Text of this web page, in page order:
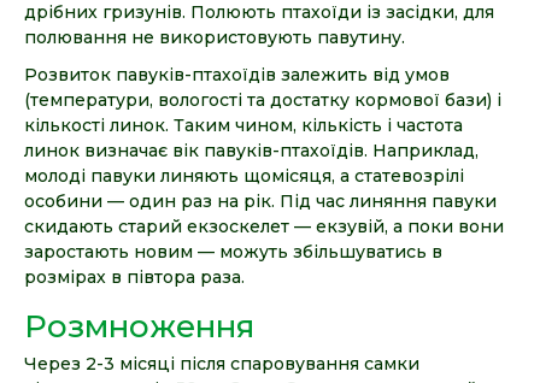
дрібних гризунів. Полюють птахоїди із засідки, для
полювання не використовують павутину.
Розвиток павуків-птахоїдів залежить від умов
(температури, вологості та достатку кормової бази) і
кількості линок. Таким чином, кількість і частота
линок визначає вік павуків-птахоїдів. Наприклад,
молоді павуки линяють щомісяця, а статевозрілі
особини — один раз на рік. Під час линяння павуки
скидають старий екзоскелет — екзувій, а поки вони
заростають новим — можуть збільшуватись в
розмірах в півтора раза.
Розмноження
Через 2-3 місяці після спаровування самки